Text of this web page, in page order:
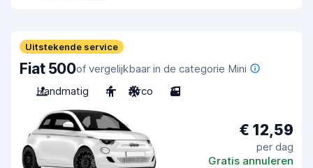
Uitstekende service
Fiat 500of vergelijkbaar in de categorie Mini
Handmatig
4 Airco 3
€ 12,59
per dag
Gratis annuleren